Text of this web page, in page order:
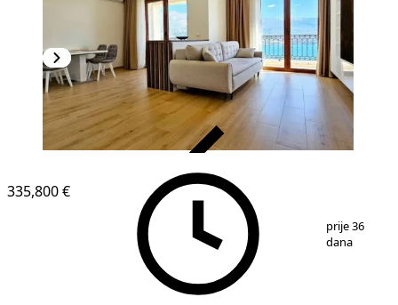
1/ 9
335,800 €
prije 36
dana